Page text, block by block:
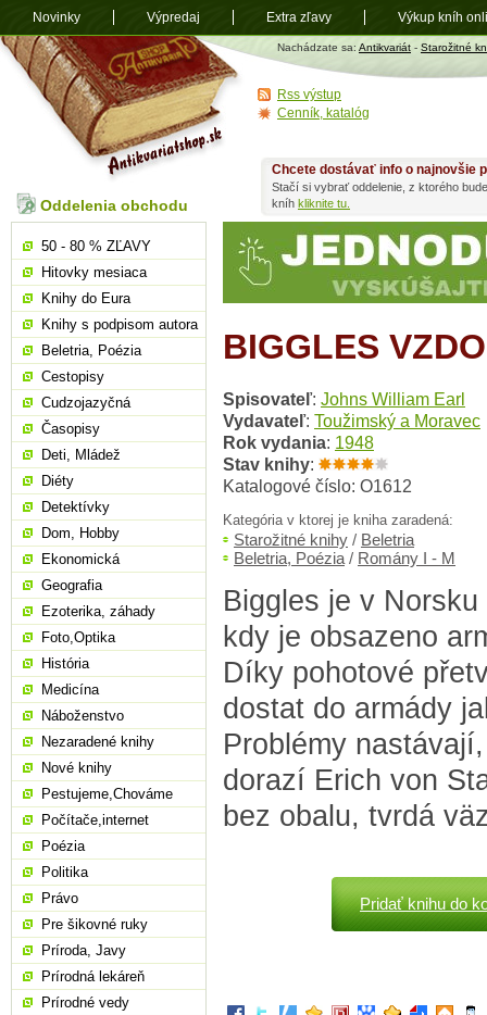
Antikvariát
shop.sk
Nachádzate sa: Antikvariát - Starožitné
BIGGLES
Spisovateľ: Johns William Earl
Vydavateľ: Toužimský a Moravec
Rok vydania: 1948
Stav knihy:
Katalogové číslo: O1612
Kategória v ktorej je kniha zaradená:
Starožitné knihy / Beletria
Beletria, Poézia / Romány I - M
Biggles je v
kdy je obsazeno
Díky pohotové
dostat do armády
Problémy
dorazí Erich von
bez obalu, tvrdá
Pridať knihu do
Chcete dostávať info o najnovšie
Stačí si vybrať oddelenie, z ktorého
kníh kliknite tu.
Oddelenia obchodu
50 - 80 % ZĽAVY
Hitovky mesiaca
Knihy do Eura
Knihy s podpisom autora
Beletria, Poézia
Cestopisy
Cudzojazyčná
Časopisy
Deti, Mládež
Diéty
Detektívky
Dom, Hobby
Ekonomická
Geografia
Ezoterika, záhady
Foto,Optika
História
Medicína
Náboženstvo
Nezaradené knihy
Nové knihy
Pestujeme,Chováme
Počítače,internet
Poézia
Politika
Právo
Pre šikovné ruky
Príroda, Javy
Prírodná lekáreň
Prírodné vedy
Rss výstup
Cenník, katalóg
Novinky Výpredaj Extra zľavy Výkup kníh